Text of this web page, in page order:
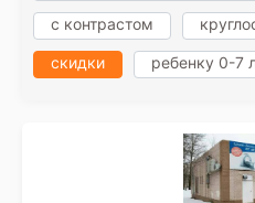
с контрастом
скидки ребенку 0-7